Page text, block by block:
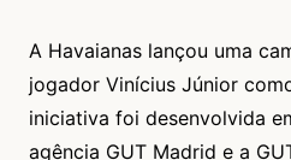
A Havaianas lançou uma
jogador Vinícius Júnior
iniciativa foi desenvolvida
agência GUT Madrid e a